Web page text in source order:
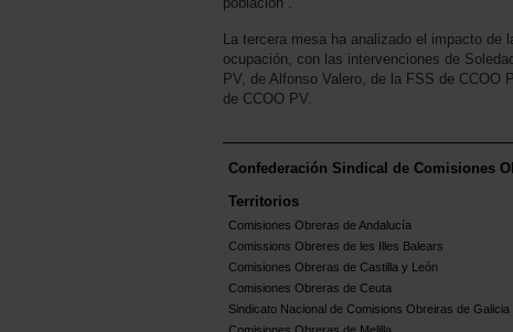
La tercera mesa ha analizado el impacto de
ocupación, con las intervenciones de
PV, de Alfonso Valero, de la FSS de CCOO
de CCOO PV.
Confederación Sindical de Comisiones
Territorios
Comisiones Obreras de Andalucía
Comissions Obreres de les Illes Balears
Comisiones Obreras de Castilla y León
Comisiones Obreras de Ceuta
Sindicato Nacional de Comisions Obreiras de Galicia